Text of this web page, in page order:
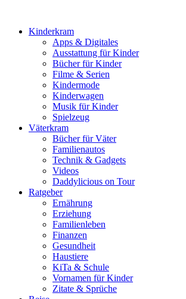
Kinderkram
Apps & Digitales
Ausstattung für Kinder
Bücher für Kinder
Filme & Serien
Kindermode
Kinderwagen
Musik für Kinder
Spielzeug
Väterkram
Bücher für Väter
Familienautos
Technik & Gadgets
Videos
Daddylicious on Tour
Ratgeber
Ernährung
Erziehung
Familienleben
Finanzen
Gesundheit
Haustiere
KiTa & Schule
Vornamen für Kinder
Zitate & Sprüche